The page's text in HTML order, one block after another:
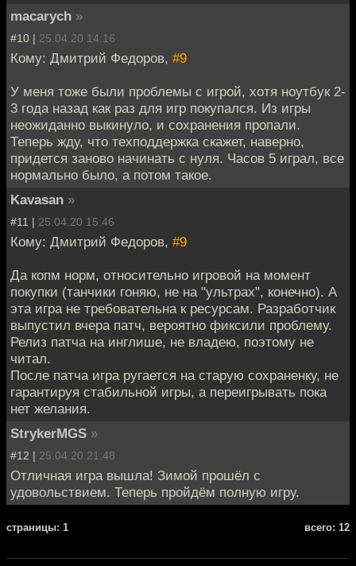
macarych »
#10 | 25.04.20 14:16
Кому: Дмитрий Федоров, #9
У меня тоже были проблемы с игрой, хотя ноутбук 2-
3 года назад как раз для игр покупался. Из игры
неожиданно выкинуло, и сохранения пропали.
Теперь жду, что техподдержка скажет, наверно,
придется заново начинать с нуля. Часов 5 играл, все
нормально было, а потом такое.
Kavasan »
#11 | 25.04.20 15:46
Кому: Дмитрий Федоров, #9
Да копм норм, относительно игровой на момент
покупки (танчики гоняю, не на "ультрах", конечно). А
эта игра не требовательна к ресурсам. Разработчик
выпустил вчера патч, вероятно фиксили проблему.
Релиз патча на инглише, не владею, поэтому не
читал.
После патча игра ругается на старую сохраненку, не
гарантируя стабильной игры, а переигрывать пока
нет желания.
StrykerMGS »
#12 | 25.04.20 21:48
Отличная игра вышла! Зимой прошёл с
удовольствием. Теперь пройдём полную игру.
cтраницы: 1 всего: 12